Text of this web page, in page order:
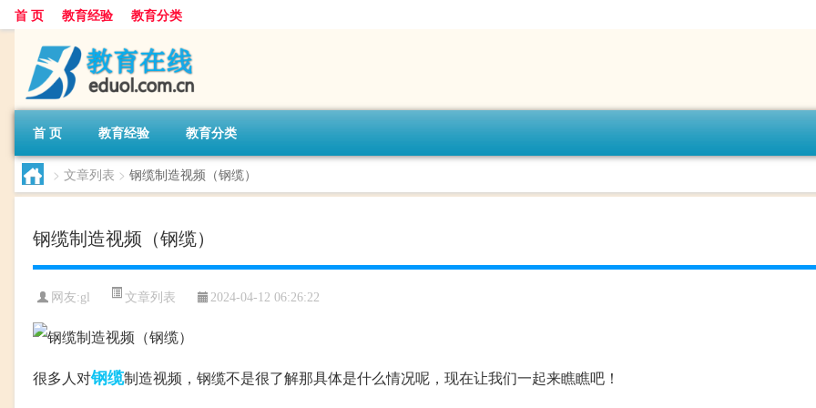
首 页 教育经验 教育分类
首 页 教育经验 教育分类
> 文章列表 > 钢缆制造视频（钢缆）
钢缆制造视频（钢缆）
网友:gl 文章列表 2024-04-12 06:26:22
很多人对钢缆制造视频，钢缆不是很了解那具体是什么情况呢，现在让我们一起来瞧瞧吧！